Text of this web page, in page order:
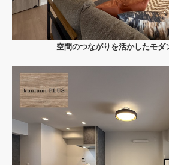
空間のつながりを活かしたモダ